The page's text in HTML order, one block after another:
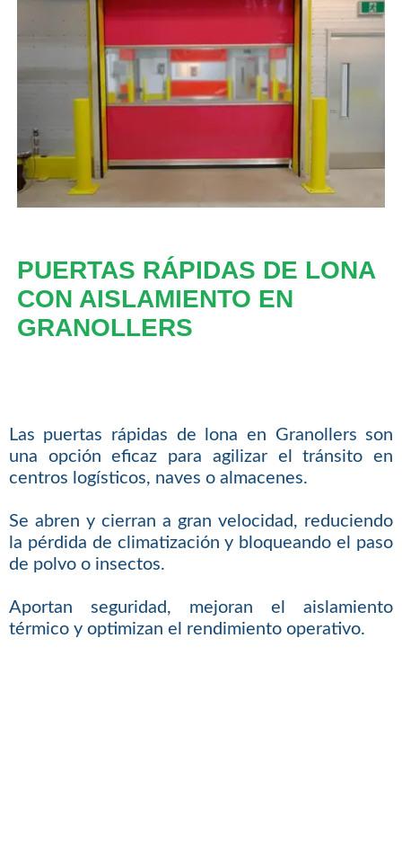
PUERTAS RÁPIDAS DE LONA
CON AISLAMIENTO EN
GRANOLLERS
Las puertas rápidas de lona en Granollers son
una opción eficaz para agilizar el tránsito en
centros logísticos, naves o almacenes.
Se abren y cierran a gran velocidad, reduciendo
la pérdida de climatización y bloqueando el paso
de polvo o insectos.
Aportan seguridad, mejoran el aislamiento
térmico y optimizan el rendimiento operativo.